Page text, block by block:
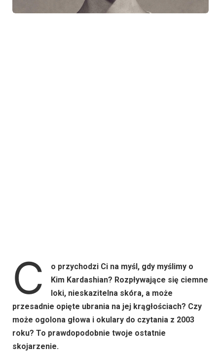
C
o przychodzi Ci na myśl, gdy myślimy o
Kim Kardashian? Rozpływające się ciemne
loki, nieskazitelna skóra, a może
przesadnie opięte ubrania na jej krągłościach? Czy
może ogolona głowa i okulary do czytania z 2003
roku? To prawdopodobnie twoje ostatnie
skojarzenie.